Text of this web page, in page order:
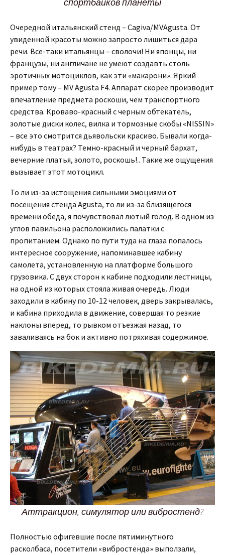
спортбайков планеты
Очередной итальянский стенд – Cagiva/MVAgusta. От
увиденной красоты можно запросто лишиться дара
речи. Все-таки итальянцы – сволочи! Ни японцы, ни
французы, ни англичане не умеют создавть столь
эротичных мотоциклов, как эти «макарони». Яркий
пример тому – MV Agusta F4. Аппарат скорее производит
впечатление предмета роскоши, чем транспортного
средства. Кроваво-красный с черным обтекатель,
золотые диски колес, вилка и тормозные скобы «NISSIN»
– все это смотрится дьявольски красиво. Бывали когда-
нибудь в театрах? Темно-красный и черный бархат,
вечерние платья, золото, роскошь!.. Такие же ощущения
вызывает этот мотоцикл.
То ли из-за истощения сильными эмоциями от
посещения стенда Agusta, то ли из-за близящегося
времени обеда, я почувствовал лютый голод. В одном из
углов павильона расположились палатки с
пропитанием. Однако по пути туда на глаза попалось
интересное сооружение, напоминавшее кабину
самолета, установленную на платформе большого
грузовика. С двух сторон к кабине подходили лестницы,
на одной из которых стояла живая очередь. Люди
заходили в кабину по 10-12 человек, дверь закрывалась,
и кабина приходила в движение, совершая то резкие
наклоны вперед, то рывком отъезжая назад, то
заваливаясь на бок и активно потряхивая содержимое.
Аттракцион, симулятор или вибростенд?
Полностью офигевшие после пятиминутного
расколбаса, посетители «вибростенда» выползали,